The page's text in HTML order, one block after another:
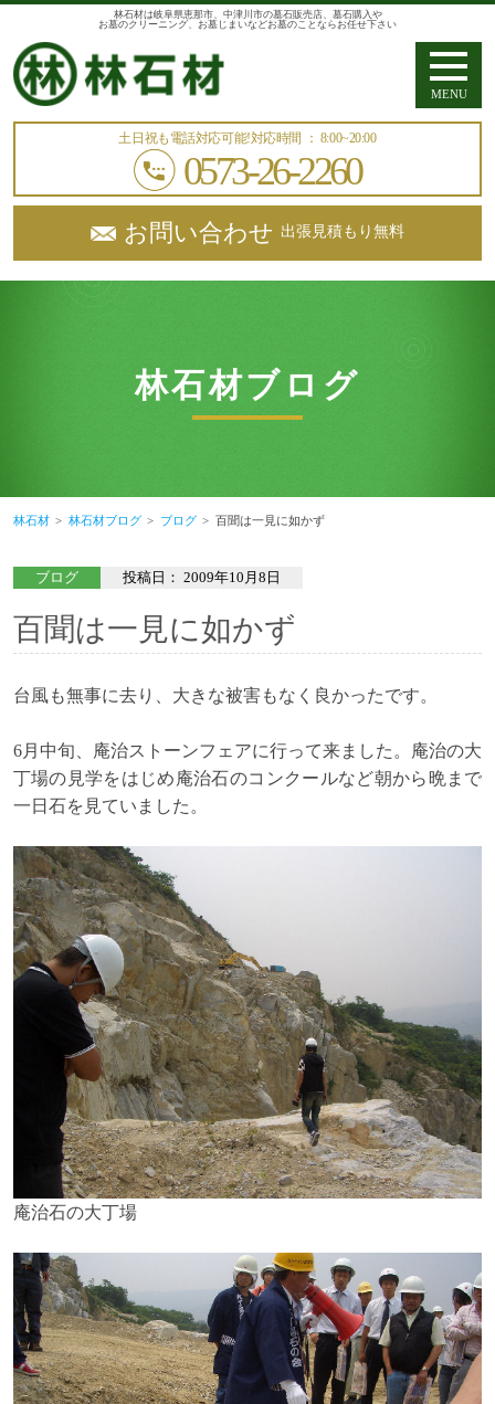
林石材は岐阜県恵那市、中津川市の墓石販売店、墓石購入や
お墓のクリーニング、お墓じまいなどお墓のことならお任せ下さい
MENU
土日祝も電話対応可能!対応時間 ： 8:00~20:00
0573-26-2260
お問い合わせ 出張見積もり無料
林石材ブログ
林石材 林石材ブログ ブログ 百聞は一見に如かず
ブログ 投稿日： 2009年10月8日
百聞は一見に如かず
台風も無事に去り、大きな被害もなく良かったです。
6月中旬、庵治ストーンフェアに行って来ました。庵治の大
丁場の見学をはじめ庵治石のコンクールなど朝から晩まで
一日石を見ていました。
庵治石の大丁場